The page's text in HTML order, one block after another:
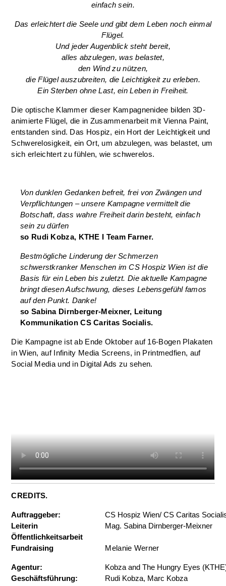
einfach sein.
Das erleichtert die Seele und gibt dem Leben noch einmal
Flügel.
Und jeder Augenblick steht bereit,
alles abzulegen, was belastet,
den Wind zu nützen,
die Flügel auszubreiten, die Leichtigkeit zu erleben.
Ein Sterben ohne Last, ein Leben in Freiheit.
Die optische Klammer dieser Kampagnenidee bilden 3D-
animierte Flügel, die in Zusammenarbeit mit Vienna Paint,
entstanden sind. Das Hospiz, ein Hort der Leichtigkeit und
Schwerelosigkeit, ein Ort, um abzulegen, was belastet, um
sich erleichtert zu fühlen, wie schwerelos.
Von dunklen Gedanken befreit, frei von Zwängen und
Verpflichtungen – unsere Kampagne vermittelt die
Botschaft, dass wahre Freiheit darin besteht, einfach
sein zu dürfen
so Rudi Kobza, KTHE I Team Farner.
Bestmögliche Linderung der Schmerzen
schwerstkranker Menschen im CS Hospiz Wien ist die
Basis für ein Leben bis zuletzt. Die aktuelle Kampagne
bringt diesen Aufschwung, dieses Lebensgefühl famos
auf den Punkt. Danke!
so Sabina Dirnberger-Meixner, Leitung
Kommunikation CS Caritas Socialis.
Die Kampagne ist ab Ende Oktober auf 16-Bogen Plakaten
in Wien, auf Infinity Media Screens, in Printmedfien, auf
Social Media und in Digital Ads zu sehen.
CREDITS.
Auftraggeber:
CS Hospiz Wien/ CS Caritas
Leiterin
Öffentlichkeitsarbeit
Mag. Sabina Dirnberger-Meixner
Fundraising Melanie Werner
Agentur:
Kobza and The Hungry Eyes
Geschäftsführung:
Rudi Kobza, Marc Kobza